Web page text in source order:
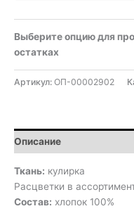
Выберите опцию для
остатках
Артикул: ОП-00002902
Описание
Ткань: кулирка
Расцветки в
Состав: хлопок 100%